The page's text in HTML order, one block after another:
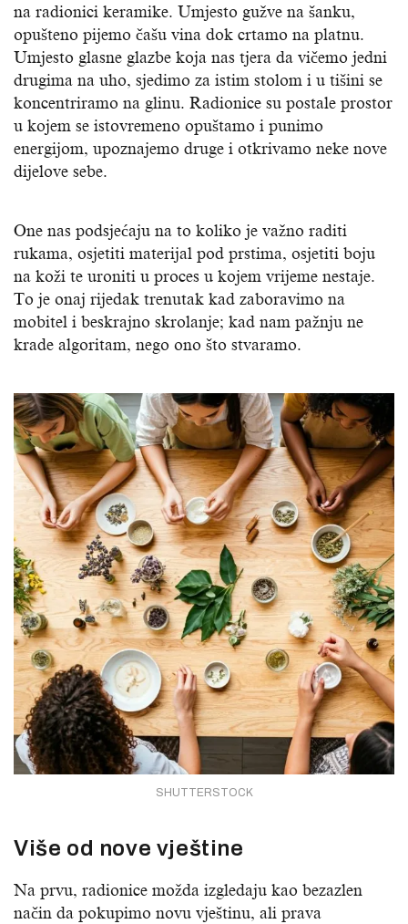
na radionici keramike. Umjesto gužve na šanku,
opušteno pijemo čašu vina dok crtamo na platnu.
Umjesto glasne glazbe koja nas tjera da vičemo jedni
drugima na uho, sjedimo za istim stolom i u tišini se
koncentriramo na glinu. Radionice su postale prostor
u kojem se istovremeno opuštamo i punimo
energijom, upoznajemo druge i otkrivamo neke nove
dijelove sebe.
One nas podsjećaju na to koliko je važno raditi
rukama, osjetiti materijal pod prstima, osjetiti boju
na koži te uroniti u proces u kojem vrijeme nestaje.
To je onaj rijedak trenutak kad zaboravimo na
mobitel i beskrajno skrolanje; kad nam pažnju ne
krade algoritam, nego ono što stvaramo.
SHUTTERSTOCK
Više od nove vještine
Na prvu, radionice možda izgledaju kao bezazlen
način da pokupimo novu vještinu, ali prava